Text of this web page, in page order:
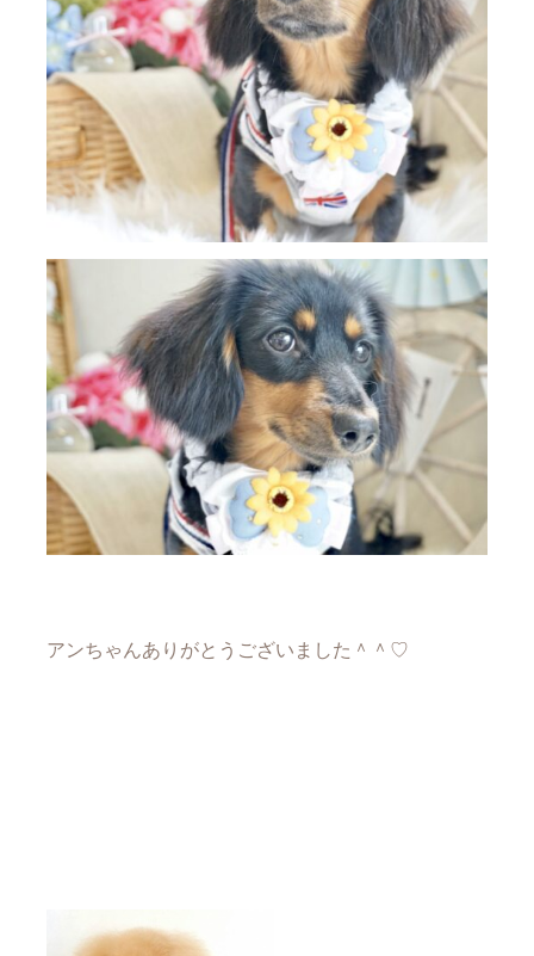
アンちゃんありがとうございました＾＾♡